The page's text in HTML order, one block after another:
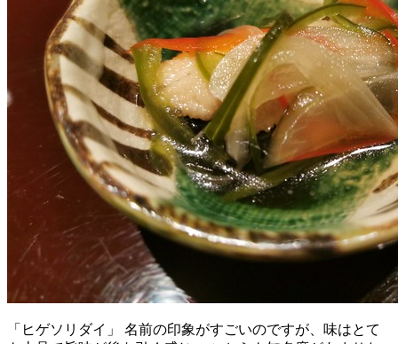
「ヒゲソリダイ」 名前の印象がすごいのですが、味はとて